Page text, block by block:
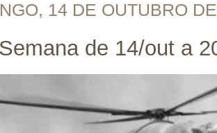
14 DE OUTUBRO
de 14/out a